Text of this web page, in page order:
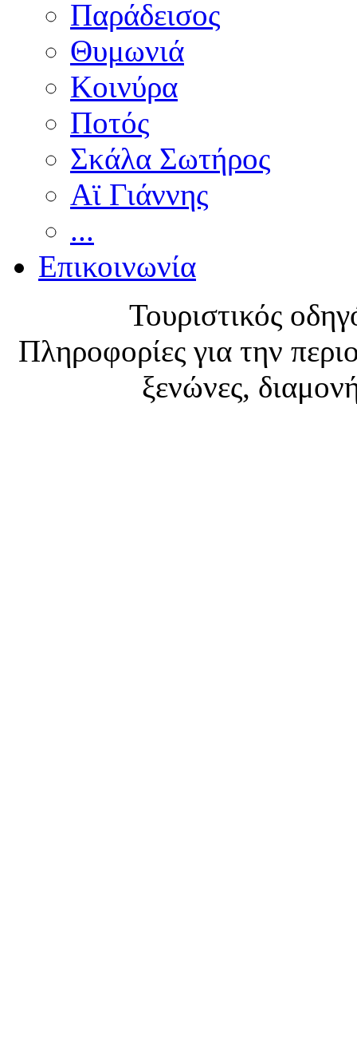
Παράδεισος
Θυμωνιά
Κοινύρα
Ποτός
Σκάλα Σωτήρος
Αϊ Γιάννης
...
Επικοινωνία
Τουριστικός
Πληροφορίες για την
ξενώνες,